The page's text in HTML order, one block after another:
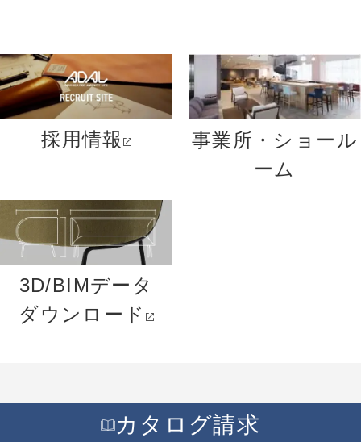
採用情報
事業所・ショール
ーム
3D/BIMデータ
ダウンロード
カタログ請求